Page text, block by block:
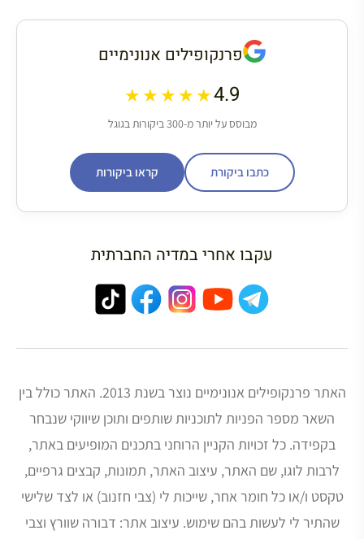
פרנקופילים אנונימיים
4.9
★★★★★
מבוסס על יותר מ-300 ביקורות בגוגל
כתבו ביקורת קראו ביקורות
עקבו אחרי במדיה החברתית
האתר פרנקופילים אנונימיים נוצר בשנת 2013. האתר כולל בין
השאר מספר הפניות לתוכניות שותפים ותוכן שיווקי שנבחר
בקפידה. כל זכויות הקניין הרוחני בתכנים המופיעים באתר,
לרבות לוגו, שם האתר, עיצוב האתר, תמונות, קבצים גרפיים,
טקסט ו/או כל חומר אחר, שייכות לי (צבי חזנוב) או לצד שלישי
שהתיר לי לעשות בהם שימוש. עיצוב אתר: דבורה שוורץ וצבי